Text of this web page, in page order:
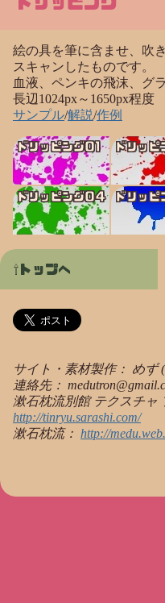
絵の具を筆に含ませ、吹
スキャンしたものです。
血液、ペンキの飛沫、グ
長辺1024px～1650px程度
サンプル/解説/作例
ドリッピング01 ドリッ
ドリッピング04 ドリッ
トップへ
サイト・素材製作： めず(
連絡先：
漱石枕流別館 テクスチャ
http://tinryu.sarashi.com/
漱石枕流： http://